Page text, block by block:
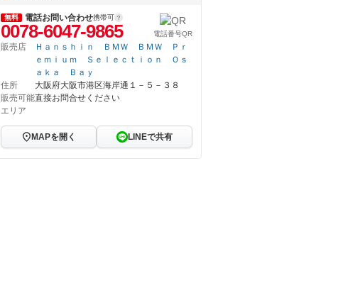
無料 電話お問い合わせ携帯可
0078-6047-9865 電話番号QR
販売店
Ｈａｎｓｈｉｎ ＢＭＷ ＢＭＷ Ｐｒ
ｅｍｉｕｍ Ｓｅｌｅｃｔｉｏｎ Ｏｓ
ａｋａ Ｂａｙ
住所
大阪府大阪市港区海岸通１－５－３８
販売可能
エリア
直接お問合せください
MAPを開く LINEで共有